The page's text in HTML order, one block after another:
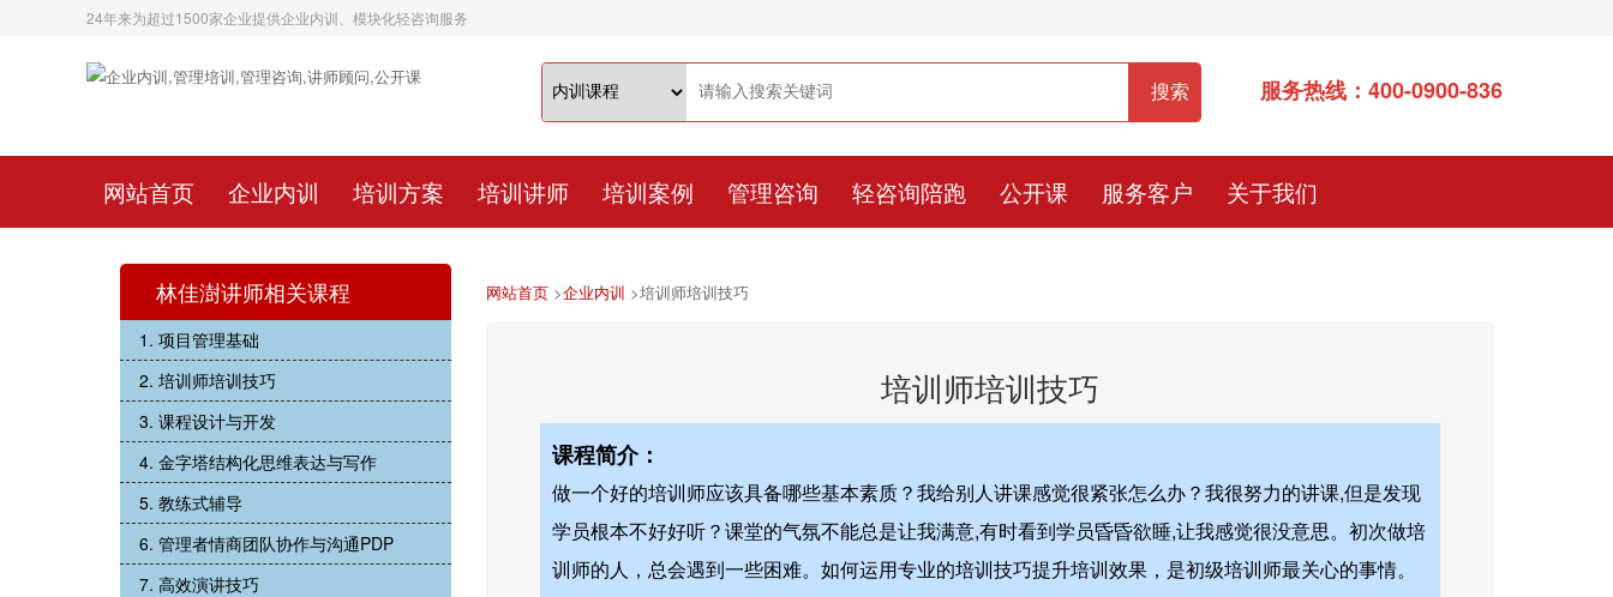
24年来为超过1500家企业提供企业内训、模块化轻咨询服务
服务热线：400-0900-836
网站首页 企业内训 培训方案 培训讲师 培训案例 管理咨询 轻咨询陪跑 公开课 服务客户 关于我们
网站首页>企业内训 >培训师培训技巧
培训师培训技巧
课程简介：
做一个好的培训师应该具备哪些基本素质？我给别人讲课感觉很紧张怎么办？我很努力的讲课,但是发现
学员根本不好好听？课堂的气氛不能总是让我满意,有时看到学员昏昏欲睡,让我感觉很没意思。初次做培
训师的人，总会遇到一些困难。如何运用专业的培训技巧提升培训效果，是初级培训师最关心的事情。
林佳澍讲师相关课程
1. 项目管理基础
2. 培训师培训技巧
3. 课程设计与开发
4. 金字塔结构化思维表达与写作
5. 教练式辅导
6. 管理者情商团队协作与沟通PDP
7. 高效演讲技巧